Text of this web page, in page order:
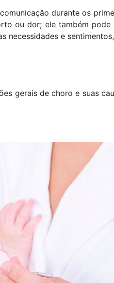
durante os
ou dor; ele também pode
necessidades e
gerais de choro e suas